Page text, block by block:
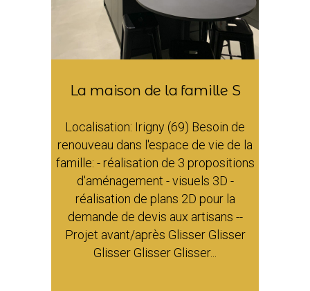
La maison de la famille S
Localisation: Irigny (69) Besoin de
renouveau dans l'espace de vie de la
famille: - réalisation de 3 propositions
d'aménagement - visuels 3D -
réalisation de plans 2D pour la
demande de devis aux artisans --
Projet avant/après Glisser Glisser
Glisser Glisser Glisser...